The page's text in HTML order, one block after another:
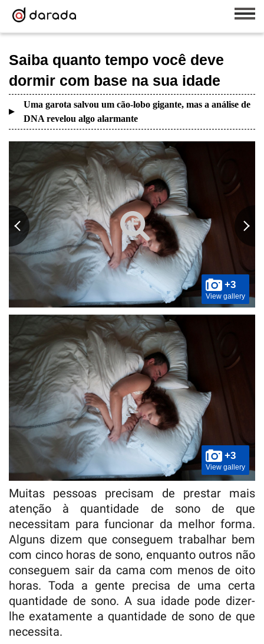
Saiba quanto tempo você deve
dormir com base na sua idade
Uma garota salvou um cão-lobo gigante, mas a análise de
DNA revelou algo alarmante
+3
View gallery
+3
View gallery
Muitas pessoas precisam de prestar mais
atenção à quantidade de sono de que
necessitam para funcionar da melhor forma.
Alguns dizem que conseguem trabalhar bem
com cinco horas de sono, enquanto outros não
conseguem sair da cama com menos de oito
horas. Toda a gente precisa de uma certa
quantidade de sono. A sua idade pode dizer-
lhe exatamente a quantidade de sono de que
necessita.